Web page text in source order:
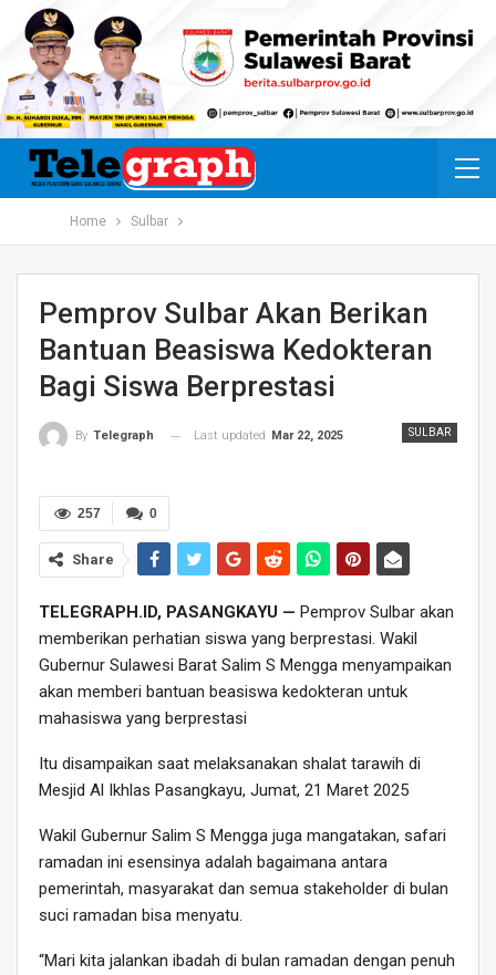
Home Sulbar
Pemprov Sulbar Akan Berikan
Bantuan Beasiswa Kedokteran
Bagi Siswa Berprestasi
SULBAR
By Telegraph Last updated Mar 22, 2025
0
257
Share
TELEGRAPH.ID, PASANGKAYU — Pemprov Sulbar akan
memberikan perhatian siswa yang berprestasi. Wakil
Gubernur Sulawesi Barat Salim S Mengga menyampaikan
akan memberi bantuan beasiswa kedokteran untuk
mahasiswa yang berprestasi
Itu disampaikan saat melaksanakan shalat tarawih di
Mesjid Al Ikhlas Pasangkayu, Jumat, 21 Maret 2025
Wakil Gubernur Salim S Mengga juga mangatakan, safari
ramadan ini esensinya adalah bagaimana antara
pemerintah, masyarakat dan semua stakeholder di bulan
suci ramadan bisa menyatu.
“Mari kita jalankan ibadah di bulan ramadan dengan penuh